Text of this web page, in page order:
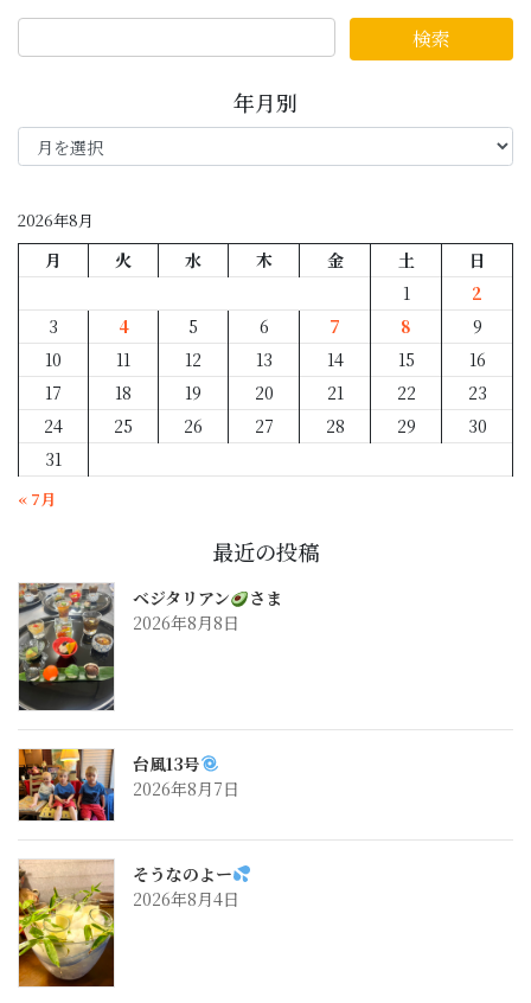
年月別
年
月
2026年8月
月 火 水 木 金 土
日
1
2
3
4 5 6 7 8
9
10
11 12 13 14 15
16
17
18 19 20 21 22
23
24
25 26 27 28 29
30
31
« 7月
最近の投稿
ベジタリアン
さま
2026年8月8日
台風13号
2026年8月7日
そうなのよー
2026年8月4日